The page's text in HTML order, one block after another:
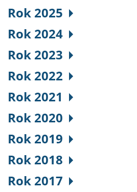
Rok 2025
Rok 2024
Rok 2023
Rok 2022
Rok 2021
Rok 2020
Rok 2019
Rok 2018
Rok 2017